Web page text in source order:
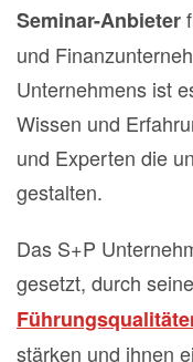
Seminar-Anbieter
und
Unternehmens ist
Wissen und
und Experten die
gestalten.
Das S+P
gesetzt, durch seine
stärken und ihnen